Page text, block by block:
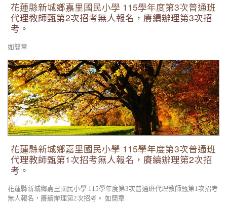
花蓮縣新城鄉嘉里國民小學 115學年度第3次普通班
代理教師甄第2次招考無人報名，賡續辦理第3次招
考。
如簡章
花蓮縣新城鄉嘉里國民小學 115學年度第3次普通班代理教師甄
第1次招考無人報名，賡續辦理第2次招考。
花蓮縣新城鄉嘉里國民小學 115學年度第3次普通班
代理教師甄第1次招考無人報名，賡續辦理第2次招
考。
花蓮縣新城鄉嘉里國民小學 115學年度第3次普通班代理教師甄第1次招考
無人報名，賡續辦理第2次招考。 如簡章